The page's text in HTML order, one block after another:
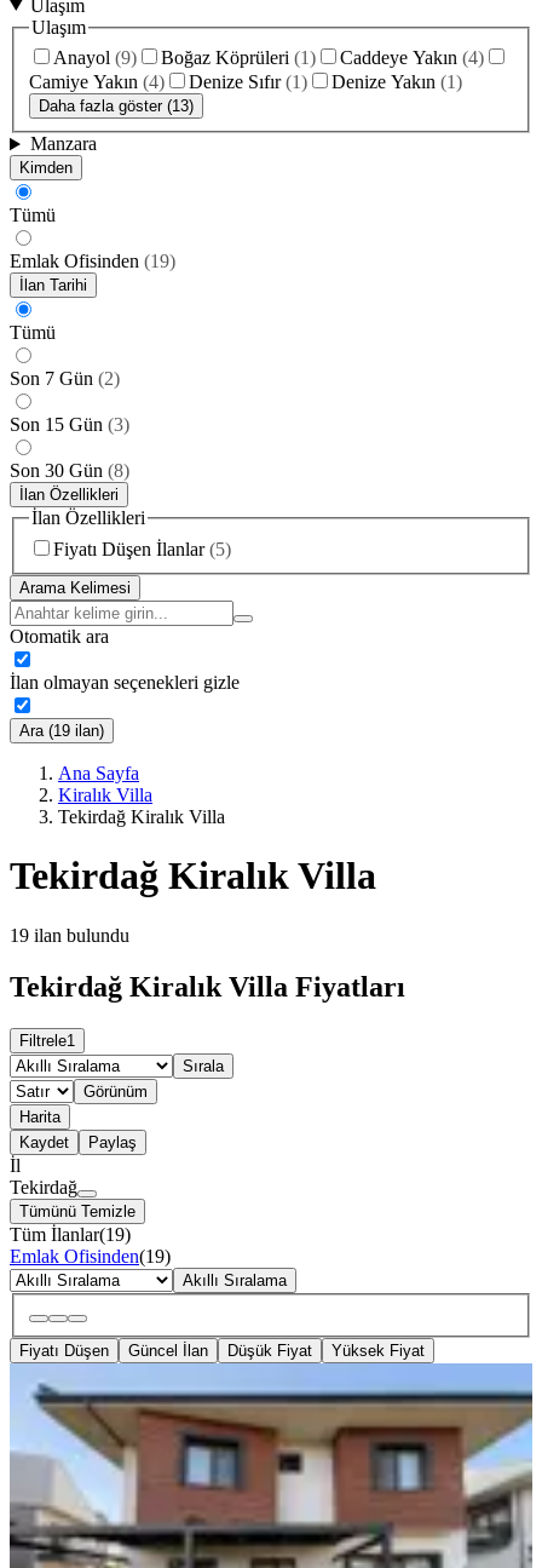
Ulaşım
Ulaşım
Anayol (9) Boğaz Köprüleri (1) Caddeye Yakın (4)
Camiye Yakın (4) Denize Sıfır (1) Denize Yakın (1)
Daha fazla göster (13)
Manzara
Kimden
Tümü
Emlak Ofisinden (19)
İlan Tarihi
Tümü
Son 7 Gün (2)
Son 15 Gün (3)
Son 30 Gün (8)
İlan Özellikleri
İlan Özellikleri
Fiyatı Düşen İlanlar (5)
Arama Kelimesi
Otomatik ara
İlan olmayan seçenekleri gizle
Ara (19 ilan)
Ana Sayfa
Kiralık Villa
Tekirdağ Kiralık Villa
Tekirdağ Kiralık Villa
19 ilan bulundu
Tekirdağ Kiralık Villa Fiyatları
Filtrele1
Sırala
Görünüm
Harita
Kaydet
Paylaş
İl
Tekirdağ
Tümünü Temizle
Tüm İlanlar(19)
Emlak Ofisinden(19)
Akıllı Sıralama
Fiyatı Düşen Güncel İlan Düşük Fiyat Yüksek Fiyat
Re/max Lavanda Önerlerde Site İçi
Havuzlu 4+1 Kiralık Villa
·250 m²
75.000 ₺